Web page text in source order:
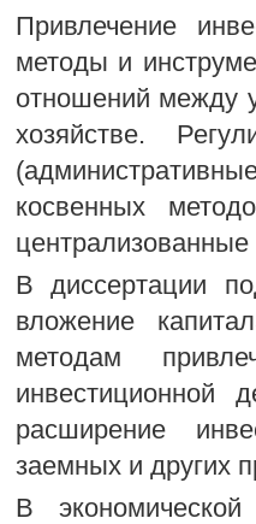
Привлечение
методы и
отношений между
хозяйстве.
косвенных
В диссертации
вложение
методам
инвестиционной
расширение
заемных и других
В